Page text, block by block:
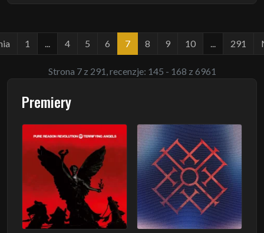
1 4 5 6 7 8 9 10 291
Strona 7 z 291, recenzje: 145 - 168 z 6961
Premiery